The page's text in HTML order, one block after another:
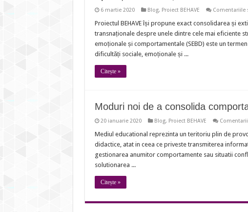
6 martie 2020 Blog, Proiect BEHAVE Comentariile
Proiectul BEHAVE își propune exact consolidarea și
transnaționale despre unele dintre cele mai eficiente
emoționale și comportamentale (SEBD) este un
dificultăți sociale, emoționale și ...
Citește »
Moduri noi de a consolida
20 ianuarie 2020 Blog, Proiect BEHAVE
Mediul educational reprezinta un teritoriu plin de
didactice, atat in ceea ce priveste transmiterea
gestionarea anumitor comportamente sau situatii
solutionarea ...
Citește »